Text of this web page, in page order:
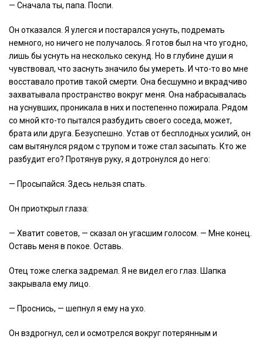
— Сначала ты, папа. Поспи.
Он отказался. Я улегся и постарался уснуть, подремать
немного, но ничего не получалось. Я готов был на что угодно,
лишь бы уснуть на несколько секунд. Но в глубине души я
чувствовал, что заснуть значило бы умереть. И что-то во мне
восставало против такой смерти. Она бесшумно и вкрадчиво
захватывала пространство вокруг меня. Она набрасывалась
на уснувших, проникала в них и постепенно пожирала. Рядом
со мной кто-то пытался разбудить своего соседа, может,
брата или друга. Безуспешно. Устав от бесплодных усилий, он
сам вытянулся рядом с трупом и тоже стал засыпать. Кто же
разбудит его? Протянув руку, я дотронулся до него:
— Просыпайся. Здесь нельзя спать.
Он приоткрыл глаза:
— Хватит советов, — сказал он угасшим голосом. — Мне конец.
Оставь меня в покое. Оставь.
Отец тоже слегка задремал. Я не видел его глаз. Шапка
закрывала ему лицо.
— Проснись, — шепнул я ему на ухо.
Он вздрогнул, сел и осмотрелся вокруг потерянным и